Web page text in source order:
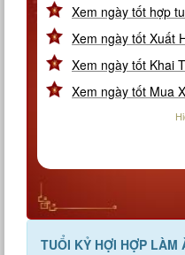
Xem ngày tốt hợp
Xem ngày tốt Xuất
Xem ngày tốt Khai
Xem ngày tốt Mua
Xem ngày tốt Cưới
Xem ngày tốt Mua
Xem ngày tốt Động
Xem ngày tốt
TUỔI KỶ HỢI HỢP LÀM